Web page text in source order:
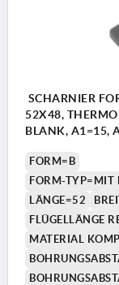
SCHARNIER
52X48,
BLANK, A1=15,
FORM=B
FORM-TYP=MIT
LÄNGE=52
FLÜGELLÄNGE
MATERIAL